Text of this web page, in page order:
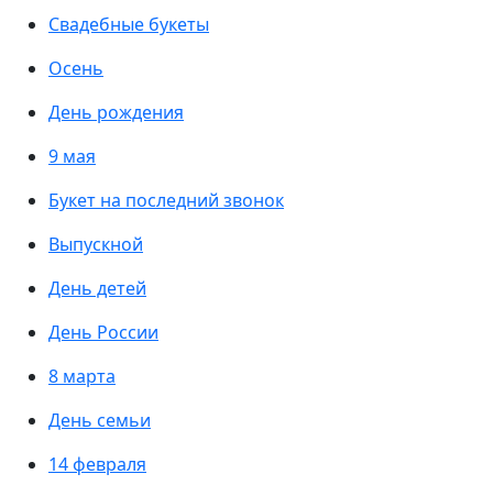
Свадебные букеты
Осень
День рождения
9 мая
Букет на последний звонок
Выпускной
День детей
День России
8 марта
День семьи
14 февраля